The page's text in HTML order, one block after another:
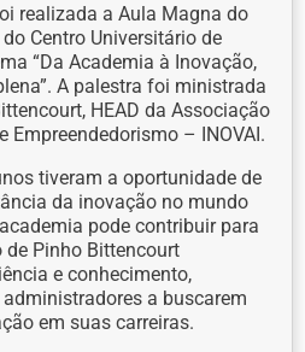
realizada a Aula Magna do
Centro Universitário de
“Da Academia à Inovação,
A palestra foi ministrada
HEAD da Associação
Empreendedorismo – INOVAI.
tiveram a oportunidade de
da inovação no mundo
pode contribuir para
de Pinho Bittencourt
e conhecimento,
a buscarem
em suas carreiras.